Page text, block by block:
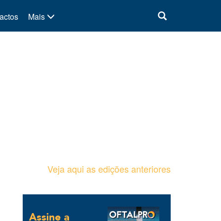
Mais
Veja aqui as edições anteriores